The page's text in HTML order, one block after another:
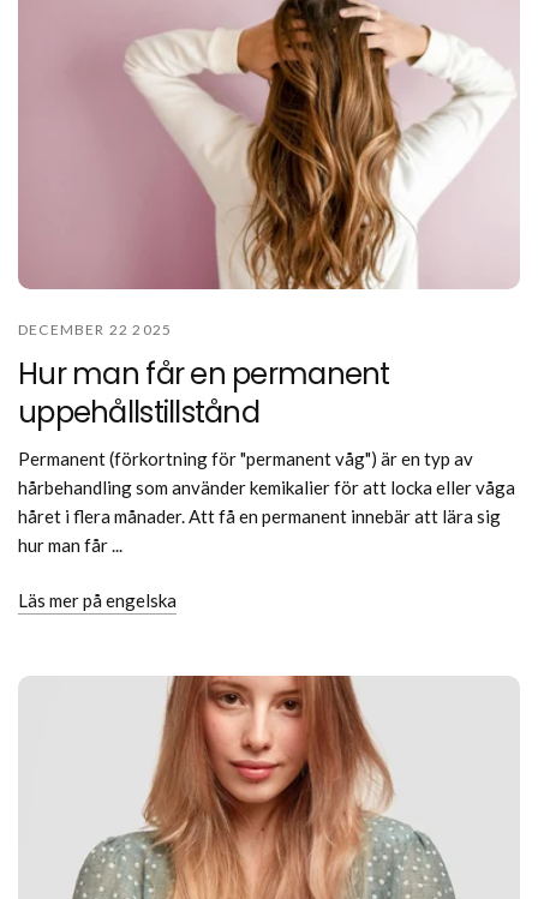
DECEMBER 22 2025
Hur man får en permanent
uppehållstillstånd
Permanent (förkortning för "permanent våg") är en typ av
hårbehandling som använder kemikalier för att locka eller våga
håret i flera månader. Att få en permanent innebär att lära sig
hur man får ...
Läs mer på engelska